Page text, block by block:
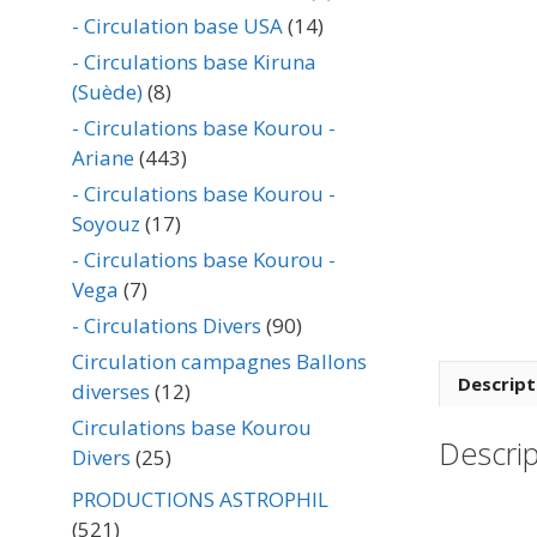
- Circulation base USA(14)
- Circulations base Kiruna
(Suède)(8)
- Circulations base Kourou -
Ariane(443)
- Circulations base Kourou -
Soyouz (17)
- Circulations base Kourou -
Vega (7)
- Circulations Divers (90)
Circulation campagnes Ballons
diverses (12)
Circulations base Kourou
Divers (25)
PRODUCTIONS ASTROPHIL
(521)